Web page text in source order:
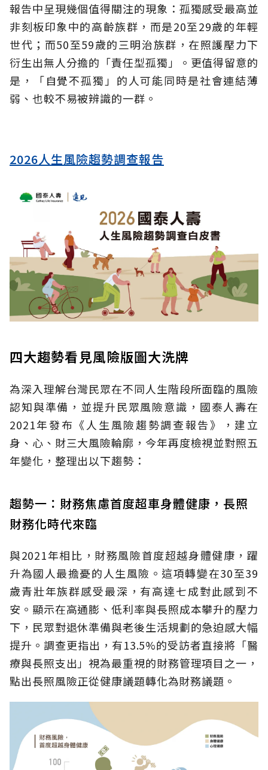
報告中呈現幾個值得關注的現象：孤獨感受最高並
非刻板印象中的高齡族群，而是20至29歲的年輕
世代；而50至59歲的三明治族群，在照護壓力下
衍生出無人分擔的「責任型孤獨」。更值得留意的
是，「自覺不孤獨」的人可能同時是社會連結薄
弱、也較不易被辨識的一群。
2026人生風險趨勢調查報告
四大趨勢看見風險版圖大洗牌
為深入理解台灣民眾在不同人生階段所面臨的風險
認知與準備，並提升民眾風險意識，國泰人壽在
2021年發布《人生風險趨勢調查報告》，建立
身、心、財三大風險輪廓，今年再度檢視並對照五
年變化，整理出以下趨勢：
趨勢一：財務焦慮首度超車身體健康，長照
財務化時代來臨
與2021年相比，財務風險首度超越身體健康，躍
升為國人最擔憂的人生風險。這項轉變在30至39
歲青壯年族群感受最深，有高達七成對此感到不
安。顯示在高通膨、低利率與長照成本攀升的壓力
下，民眾對退休準備與老後生活規劃的急迫感大幅
提升。調查更指出，有13.5%的受訪者直接將「醫
療與長照支出」視為最重視的財務管理項目之一，
點出長照風險正從健康議題轉化為財務議題。